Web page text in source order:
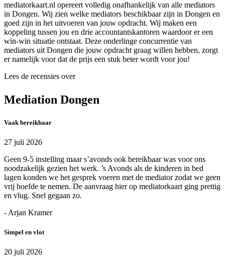
mediatorkaart.nl opereert volledig onafhankelijk van alle mediators
in Dongen. Wij zien welke mediators beschikbaar zijn in Dongen en
goed zijn in het uitvoeren van jouw opdracht. Wij maken een
koppeling tussen jou en drie accountantskantoren waardoor er een
win-win situatie ontstaat. Deze onderlinge concurrentie van
mediators uit Dongen die jouw opdracht graag willen hebben, zorgt
er namelijk voor dat de prijs een stuk beter wordt voor jou!
Lees de recensies over
Mediation Dongen
Vaak bereikbaar
27 juli 2026
Geen 9-5 instelling maar s’avonds ook bereikbaar was voor ons
noodzakelijk gezien het werk. ’s Avonds als de kinderen in bed
lagen konden we het gesprek voeren met de mediator zodat we geen
vrij hoefde te nemen. De aanvraag hier op mediatorkaart ging prettig
en vlug. Snel gegaan zo.
- Arjan Kramer
Simpel en vlot
20 juli 2026